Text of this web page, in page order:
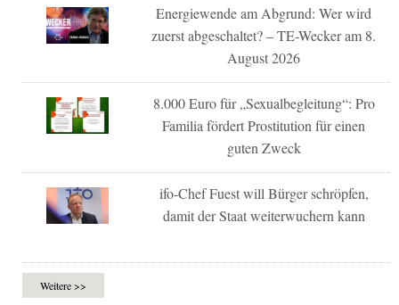
Energiewende am Abgrund: Wer wird
zuerst abgeschaltet? – TE-Wecker am 8.
August 2026
8.000 Euro für „Sexualbegleitung“: Pro
Familia fördert Prostitution für einen
guten Zweck
ifo-Chef Fuest will Bürger schröpfen,
damit der Staat weiterwuchern kann
Weitere >>